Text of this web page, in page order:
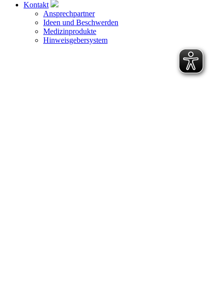
Kontakt
Ansprechpartner
Ideen und Beschwerden
Medizinprodukte
Hinweisgebersystem